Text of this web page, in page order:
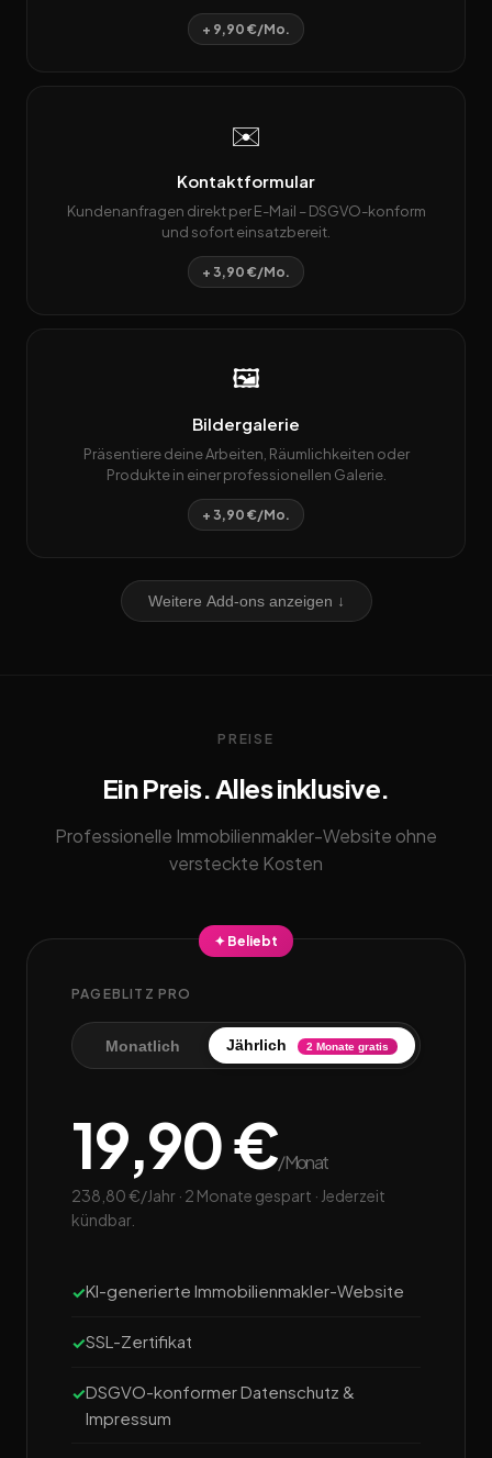
+ 9,90 €/Mo.
✉️
Kontaktformular
Kundenanfragen direkt per E-Mail – DSGVO-konform
und sofort einsatzbereit.
+ 3,90 €/Mo.
🖼️
Bildergalerie
Präsentiere deine Arbeiten, Räumlichkeiten oder
Produkte in einer professionellen Galerie.
+ 3,90 €/Mo.
Weitere Add-ons anzeigen ↓
PREISE
Ein Preis. Alles inklusive.
Professionelle Immobilienmakler-Website ohne
versteckte Kosten
✦ Beliebt
PAGEBLITZ PRO
Monatlich Jährlich 2 Monate gratis
19,90 €/Monat
238,80 €/Jahr · 2 Monate gespart · Jederzeit
kündbar.
KI-generierte Immobilienmakler-Website
SSL-Zertifikat
DSGVO-konformer Datenschutz &
Impressum